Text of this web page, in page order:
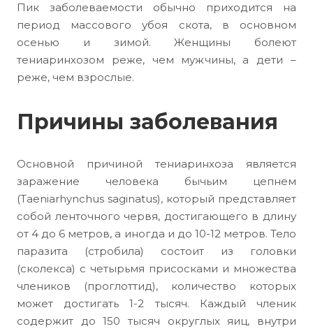
Пик заболеваемости обычно приходится на
период массового убоя скота, в основном
осенью и зимой. Женщины болеют
тениаринхозом реже, чем мужчины, а дети –
реже, чем взрослые.
Причины заболевания
Основной причиной тениаринхоза является
заражение человека бычьим цепнем
(Taeniarhynchus saginatus), который представляет
собой ленточного червя, достигающего в длину
от 4 до 6 метров, а иногда и до 10-12 метров. Тело
паразита (стробила) состоит из головки
(сколекса) с четырьмя присосками и множества
члеников (проглоттид), количество которых
может достигать 1-2 тысяч. Каждый членик
содержит до 150 тысяч округлых яиц, внутри